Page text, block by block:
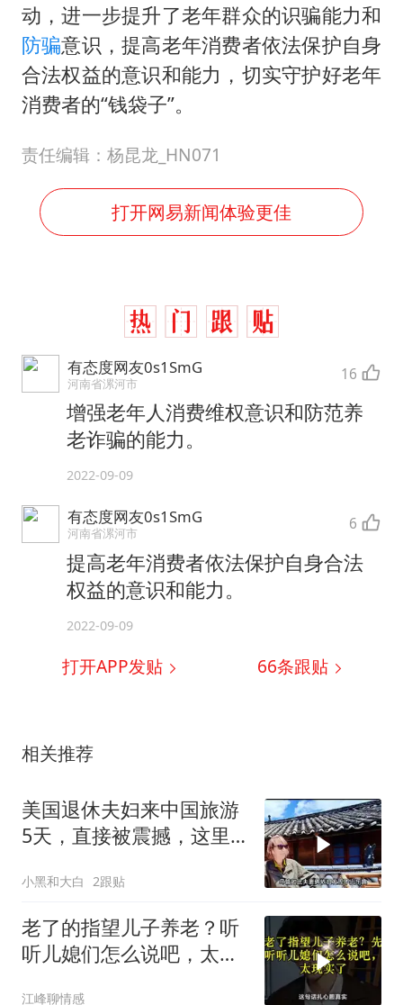
动，进一步提升了老年群众的识骗能力和
防骗意识，提高老年消费者依法保护自身
合法权益的意识和能力，切实守护好老年
消费者的“钱袋子”。
责任编辑：杨昆龙_HN071
打开网易新闻体验更佳
有态度网友0s1SmG
河南省漯河市 16
增强老年人消费维权意识和防范养
老诈骗的能力。
2022-09-09
有态度网友0s1SmG
河南省漯河市 6
提高老年消费者依法保护自身合法
权益的意识和能力。
2022-09-09
打开APP发贴 66条跟贴
相关推荐
美国退休夫妇来中国旅游
5天，直接被震撼，这里
小黑和大白 2跟贴
老了的指望儿子养老？听
听儿媳们怎么说吧，太现
江峰聊情感